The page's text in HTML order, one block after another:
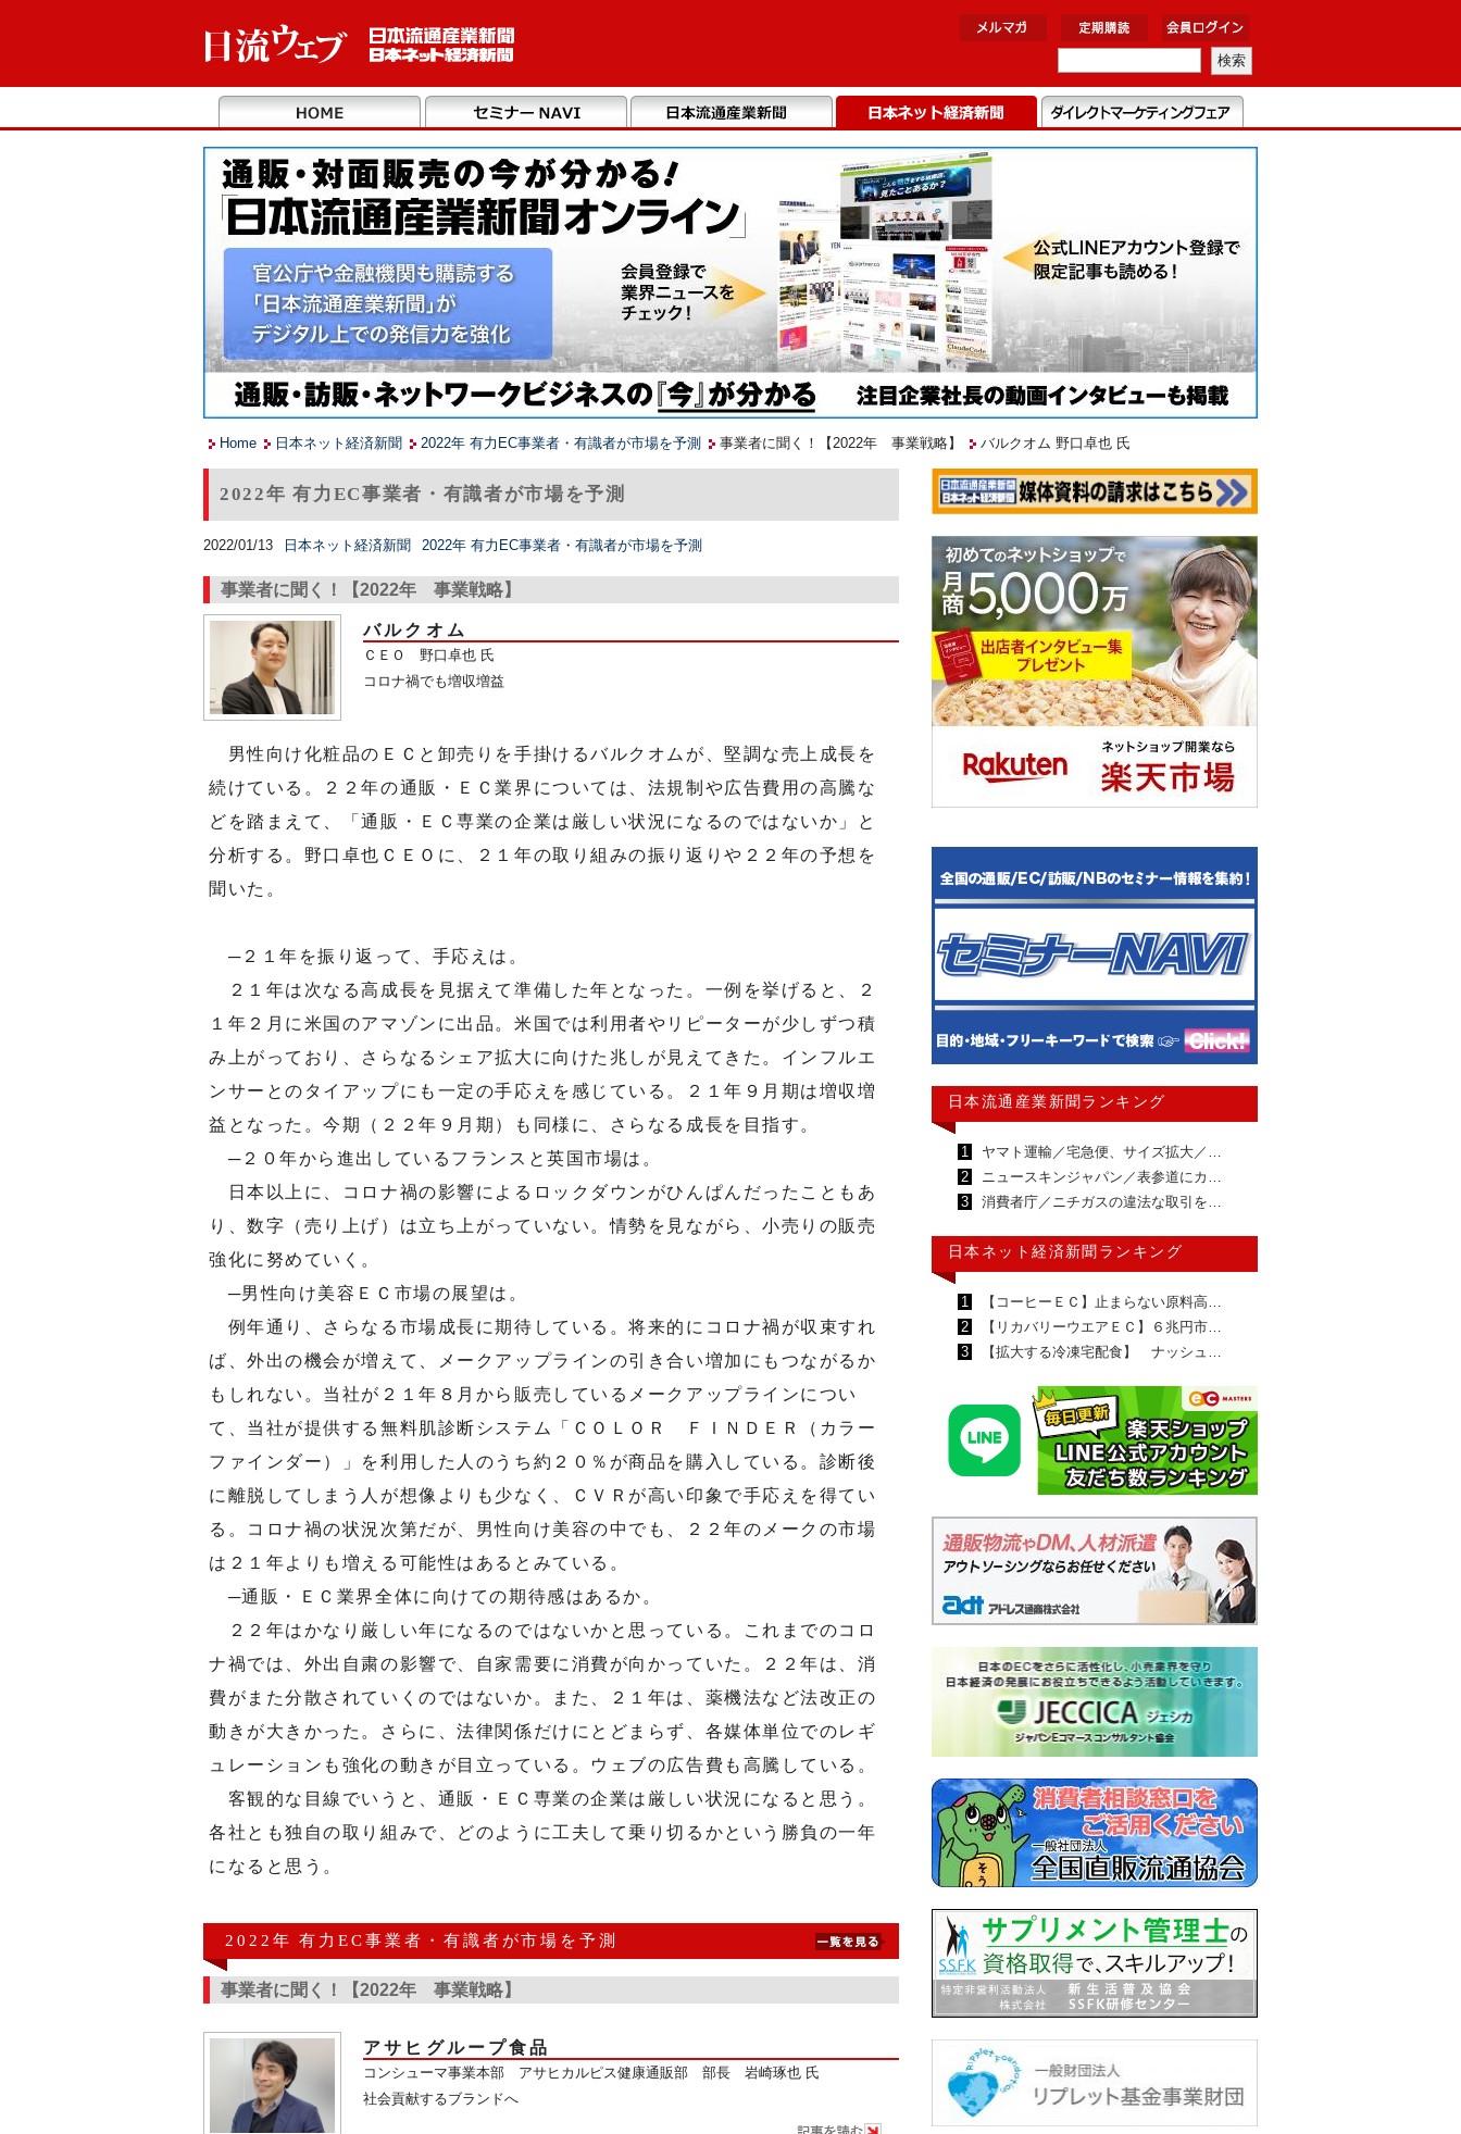
Home 日本ネット経済新聞 2022年 有力EC事業者・有識者が市場を予測 事業者に聞く！【2022年 事業戦略】 バルクオム 野口卓也 氏
2022年 有力EC事業者・有識者が市場を予測
2022/01/13 日本ネット経済新聞 2022年 有力EC事業者・有識者が市場を予測
事業者に聞く！【2022年 事業戦略】
バルクオム
ＣＥＯ 野口卓也 氏
コロナ禍でも増収増益
男性向け化粧品のＥＣと卸売りを手掛けるバルクオムが、堅調な売上成長を
続けている。２２年の通販・ＥＣ業界については、法規制や広告費用の高騰な
どを踏まえて、「通販・ＥＣ専業の企業は厳しい状況になるのではないか」と
分析する。野口卓也ＣＥＯに、２１年の取り組みの振り返りや２２年の予想を
聞いた。
─２１年を振り返って、手応えは。
２１年は次なる高成長を見据えて準備した年となった。一例を挙げると、２
１年２月に米国のアマゾンに出品。米国では利用者やリピーターが少しずつ積
み上がっており、さらなるシェア拡大に向けた兆しが見えてきた。インフルエ
ンサーとのタイアップにも一定の手応えを感じている。２１年９月期は増収増
益となった。今期（２２年９月期）も同様に、さらなる成長を目指す。
─２０年から進出しているフランスと英国市場は。
日本以上に、コロナ禍の影響によるロックダウンがひんぱんだったこともあ
り、数字（売り上げ）は立ち上がっていない。情勢を見ながら、小売りの販売
強化に努めていく。
─男性向け美容ＥＣ市場の展望は。
例年通り、さらなる市場成長に期待している。将来的にコロナ禍が収束すれ
ば、外出の機会が増えて、メークアップラインの引き合い増加にもつながるか
もしれない。当社が２１年８月から販売しているメークアップラインについ
て、当社が提供する無料肌診断システム「ＣＯＬＯＲ ＦＩＮＤＥＲ（カラー
ファインダー）」を利用した人のうち約２０％が商品を購入している。診断後
に離脱してしまう人が想像よりも少なく、ＣＶＲが高い印象で手応えを得てい
る。コロナ禍の状況次第だが、男性向け美容の中でも、２２年のメークの市場
は２１年よりも増える可能性はあるとみている。
─通販・ＥＣ業界全体に向けての期待感はあるか。
２２年はかなり厳しい年になるのではないかと思っている。これまでのコロ
ナ禍では、外出自粛の影響で、自家需要に消費が向かっていた。２２年は、消
費がまた分散されていくのではないか。また、２１年は、薬機法など法改正の
動きが大きかった。さらに、法律関係だけにとどまらず、各媒体単位でのレギ
ュレーションも強化の動きが目立っている。ウェブの広告費も高騰している。
客観的な目線でいうと、通販・ＥＣ専業の企業は厳しい状況になると思う。
各社とも独自の取り組みで、どのように工夫して乗り切るかという勝負の一年
になると思う。
2022年 有力EC事業者・有識者が市場を予測
事業者に聞く！【2022年 事業戦略】
アサヒグループ食品
コンシューマ事業本部 アサヒカルピス健康通販部 部長 岩崎琢也 氏
社会貢献するブランドへ
日本流通産業新聞ランキング
1
ヤマト運輸／宅急便、サイズ拡大／…
2
ニュースキンジャパン／表参道にカ…
3
消費者庁／ニチガスの違法な取引を…
日本ネット経済新聞ランキング
1
【コーヒーＥＣ】止まらない原料高…
2
【リカバリーウエアＥＣ】６兆円市…
3
【拡大する冷凍宅配食】 ナッシュ…